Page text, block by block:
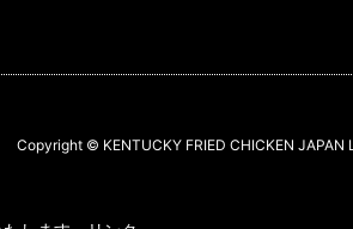
Copyright © KENTUCKY FRIED CHICKEN JAPAN